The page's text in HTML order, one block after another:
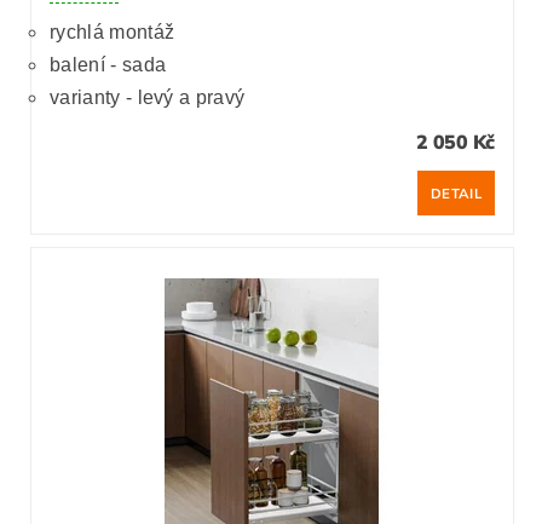
rychlá montáž
balení - sada
varianty - levý a pravý
2 050 Kč
DETAIL